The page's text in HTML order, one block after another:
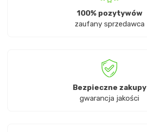
100% pozytywów
zaufany sprzedawca
Bezpieczne zakupy
gwarancja jakości